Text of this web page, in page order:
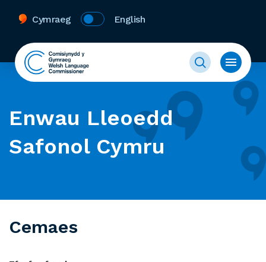
Cymraeg English
Enwau Lleoedd
Safonol Cymru
Cemaes